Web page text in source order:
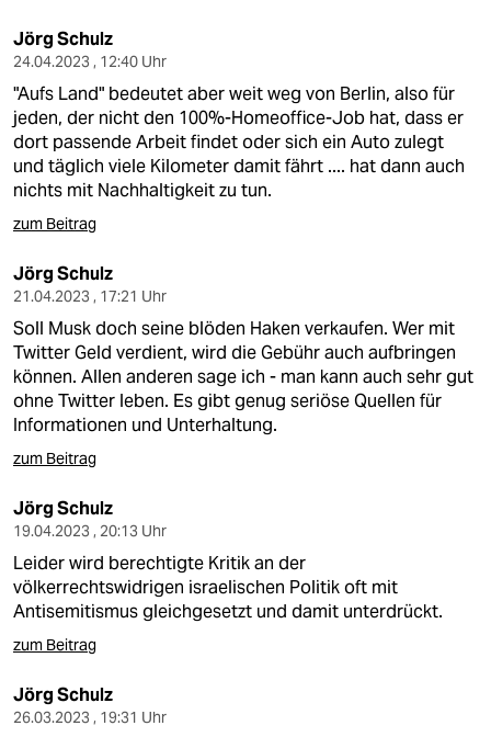
Jörg Schulz
24.04.2023 , 12:40 Uhr
"Aufs Land" bedeutet aber weit weg von Berlin, also für
jeden, der nicht den 100%-Homeoffice-Job hat, dass er
dort passende Arbeit findet oder sich ein Auto zulegt
und täglich viele Kilometer damit fährt .... hat dann auch
nichts mit Nachhaltigkeit zu tun.
zum Beitrag
Jörg Schulz
21.04.2023 , 17:21 Uhr
Soll Musk doch seine blöden Haken verkaufen. Wer mit
Twitter Geld verdient, wird die Gebühr auch aufbringen
können. Allen anderen sage ich - man kann auch sehr gut
ohne Twitter leben. Es gibt genug seriöse Quellen für
Informationen und Unterhaltung.
zum Beitrag
Jörg Schulz
19.04.2023 , 20:13 Uhr
Leider wird berechtigte Kritik an der
völkerrechtswidrigen israelischen Politik oft mit
Antisemitismus gleichgesetzt und damit unterdrückt.
zum Beitrag
Jörg Schulz
26.03.2023 , 19:31 Uhr